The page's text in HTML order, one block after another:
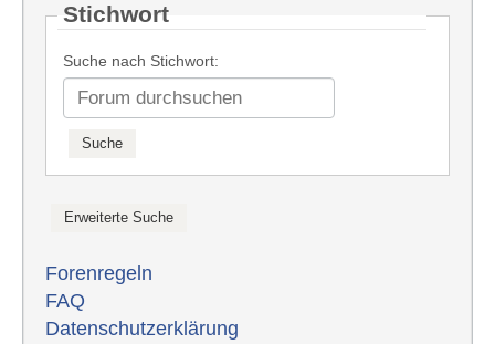
Stichwort
Suche nach Stichwort:
Forenregeln
FAQ
Datenschutzerklärung